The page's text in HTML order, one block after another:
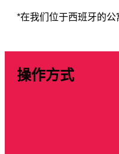
*在我们位于西班牙的公
操作方式